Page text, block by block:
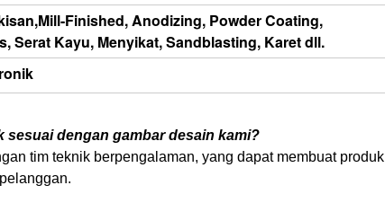
Mill-Finished, Anodizing, Powder Coating,
Serat Kayu, Menyikat, Sandblasting, Karet dll.
dengan gambar desain kami?
tim teknik berpengalaman, yang dapat membuat produk